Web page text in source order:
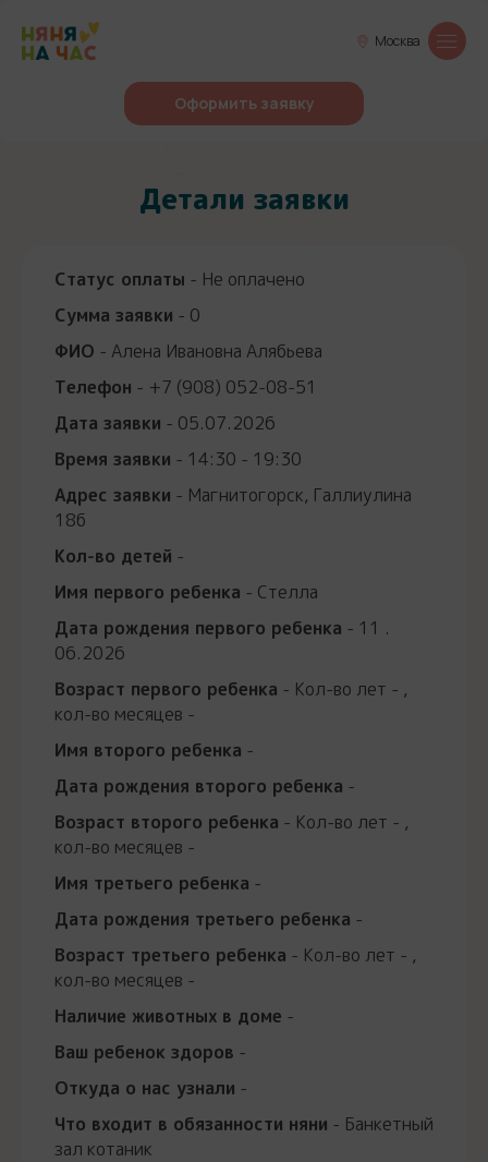
Москва
Оформить заявку
Детали заявки
Статус оплаты - Не оплачено
Сумма заявки - 0
ФИО - Алена Ивановна Алябьева
Телефон - +7 (908) 052-08-51
Дата заявки - 05.07.2026
Время заявки - 14:30 - 19:30
Адрес заявки - Магнитогорск, Галлиулина
18б
Кол-во детей -
Имя первого ребенка - Стелла
Дата рождения первого ребенка - 11 .
06.2026
Возраст первого ребенка - Кол-во лет - ,
кол-во месяцев -
Имя второго ребенка -
Дата рождения второго ребенка -
Возраст второго ребенка - Кол-во лет - ,
кол-во месяцев -
Имя третьего ребенка -
Дата рождения третьего ребенка -
Возраст третьего ребенка - Кол-во лет - ,
кол-во месяцев -
Наличие животных в доме -
Ваш ребенок здоров -
Откуда о нас узнали -
Что входит в обязанности няни - Банкетный
зал котаник